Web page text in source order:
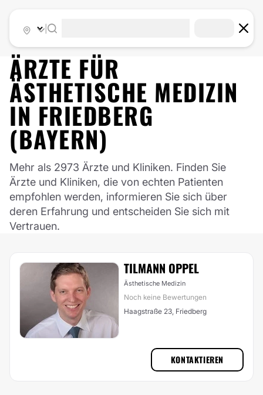
ÄRZTE FÜR
ÄSTHETISCHE MEDIZIN
IN FRIEDBERG
(BAYERN)
Mehr als 2973 Ärzte und Kliniken. Finden Sie
Ärzte und Kliniken, die von echten Patienten
empfohlen werden, informieren Sie sich über
deren Erfahrung und entscheiden Sie sich mit
Vertrauen.
TILMANN OPPEL
Ästhetische Medizin
Noch keine Bewertungen
Haagstraße 23, Friedberg
KONTAKTIEREN